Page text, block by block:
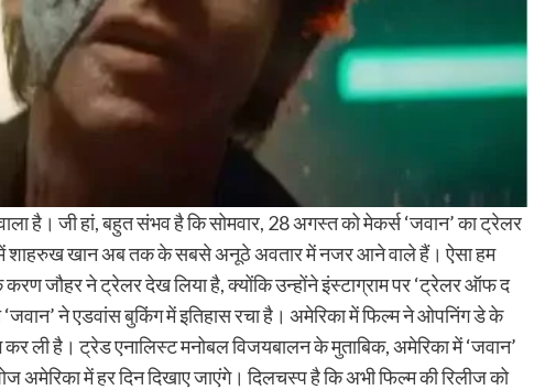
है। जी हां, बहुत संभव है कि सोमवार, 28 अगस्‍त को मेकर्स ‘जवान’ का ट्रेलर
शाहरुख खान अब तक के सबसे अनूठे अवतार में नजर आने वाले हैं। ऐसा हम
जौहर ने ट्रेलर देख लिया है, क्‍योंकि उन्‍होंने इंस्‍टाग्राम पर ‘ट्रेलर ऑफ द
ने एडवांस बुकिंग में इतिहास रचा है। अमेरिका में फिल्‍म ने ओपनिंग डे के
ली है। ट्रेड एनालिस्‍ट मनोबल विजयबालन के मुताबिक, अमेरिका में ‘जवान’
में हर दिन दिखाए जाएंगे। दिलचस्‍प है कि अभी फिल्‍म की रिलीज को